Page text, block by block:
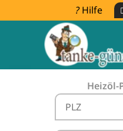
Hilfe
Heizöl-